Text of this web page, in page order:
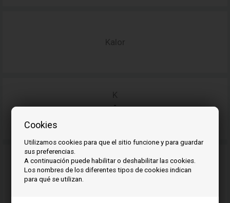
Cookies
Utilizamos cookies para que el sitio funcione y para guardar
sus preferencias.
A continuación puede habilitar o deshabilitar las cookies.
Los nombres de los diferentes tipos de cookies indican
para qué se utilizan.
Kalor
K
-
KAUSIFLAM